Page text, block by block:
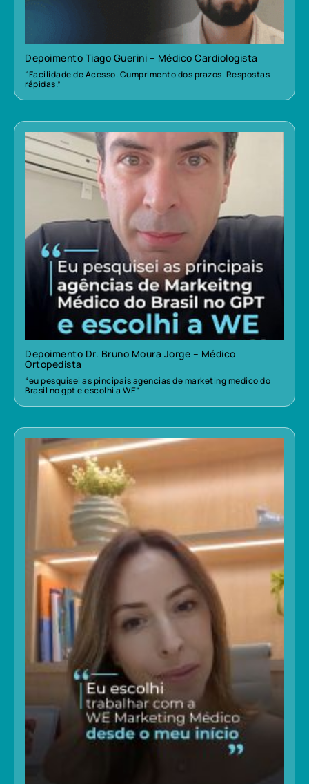
Depoimento Tiago Guerini – Médico Cardiologista
“Facilidade de Acesso. Cumprimento dos prazos. Respostas
rápidas.”
Depoimento Dr. Bruno Moura Jorge – Médico
Ortopedista
“eu pesquisei as pincipais agencias de marketing medico do
Brasil no gpt e escolhi a WE”